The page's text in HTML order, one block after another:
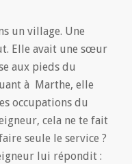
un village. Une
Elle avait une sœur
aux pieds du
à Marthe, elle
occupations du
cela ne te fait
seule le service ?
lui répondit :